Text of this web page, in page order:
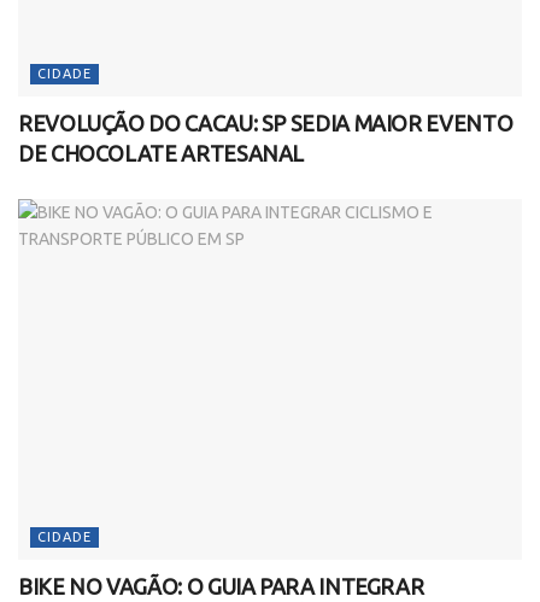
CIDADE
REVOLUÇÃO DO CACAU: SP SEDIA MAIOR EVENTO
DE CHOCOLATE ARTESANAL
CIDADE
BIKE NO VAGÃO: O GUIA PARA INTEGRAR